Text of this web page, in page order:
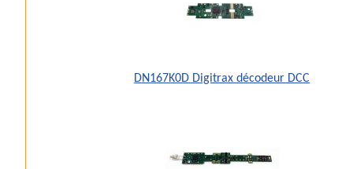
DN167K0D Digitrax décodeur DCC